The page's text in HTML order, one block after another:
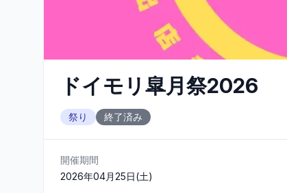
ドイモリ皐月祭2026
祭り 終了済み
開催期間
2026年04月25日(土)